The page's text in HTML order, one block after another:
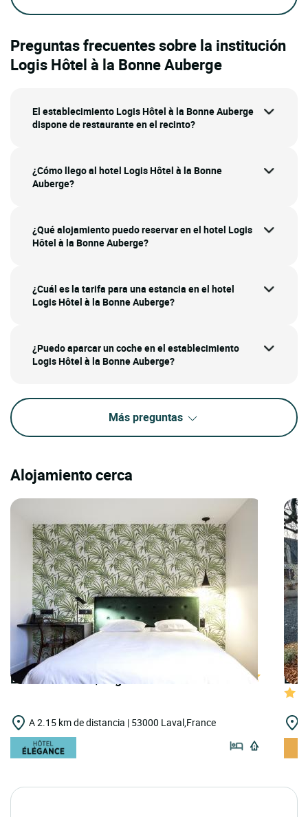
Preguntas frecuentes sobre la institución
Logis Hôtel à la Bonne Auberge
El establecimiento Logis Hôtel à la Bonne Auberge
dispone de restaurante en el recinto?
¿Cómo llego al hotel Logis Hôtel à la Bonne
Auberge?
¿Qué alojamiento puedo reservar en el hotel Logis
Hôtel à la Bonne Auberge?
¿Cuál es la tarifa para una estancia en el hotel
Logis Hôtel à la Bonne Auberge?
¿Puedo aparcar un coche en el establecimiento
Logis Hôtel à la Bonne Auberge?
Más preguntas
Alojamiento cerca
LOGIS HOTELS | Logis Hôtel du Maine
A 2.15 km de distancia | 53000 Laval,France